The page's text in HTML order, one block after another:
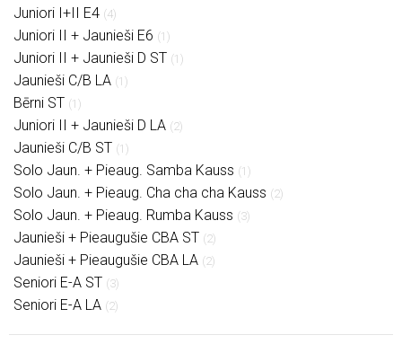
Juniori I+II E4 (4)
Juniori II + Jaunieši E6 (1)
Juniori II + Jaunieši D ST (1)
Jaunieši C/B LA (1)
Bērni ST (1)
Juniori II + Jaunieši D LA (2)
Jaunieši C/B ST (1)
Solo Jaun. + Pieaug. Samba Kauss (1)
Solo Jaun. + Pieaug. Cha cha cha Kauss (2)
Solo Jaun. + Pieaug. Rumba Kauss (3)
Jaunieši + Pieaugušie CBA ST (2)
Jaunieši + Pieaugušie CBA LA (2)
Seniori E-A ST (3)
Seniori E-A LA (2)